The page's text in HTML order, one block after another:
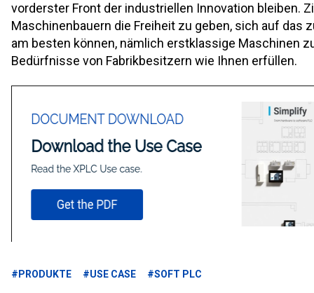
vorderster Front der industriellen Innovation bleiben.
Maschinenbauern die Freiheit zu geben, sich auf das
am besten können, nämlich erstklassige Maschinen
Bedürfnisse von Fabrikbesitzern wie Ihnen erfüllen.
#PRODUKTE #USE CASE #SOFT PLC